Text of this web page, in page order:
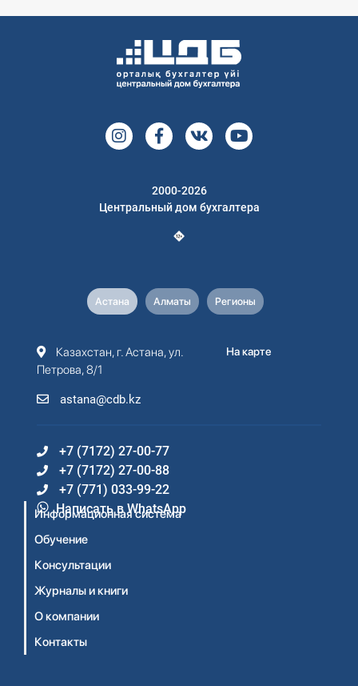
2000-2026
Центральный дом бухгалтера
Астана Алматы Регионы
Казахстан, г. Астана, ул.
Петрова, 8/1
astana@cdb.kz
На карте
+7 (7172) 27-00-77
+7 (7172) 27-00-88
+7 (771) 033-99-22
Написать в WhatsApp
Информационная система
Обучение
Консультации
Журналы и книги
О компании
Контакты